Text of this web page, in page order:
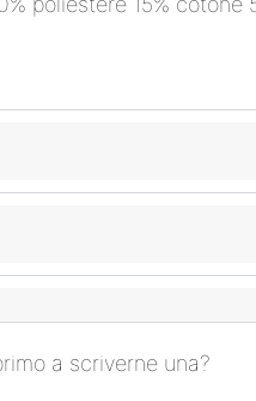
a scriverne una?